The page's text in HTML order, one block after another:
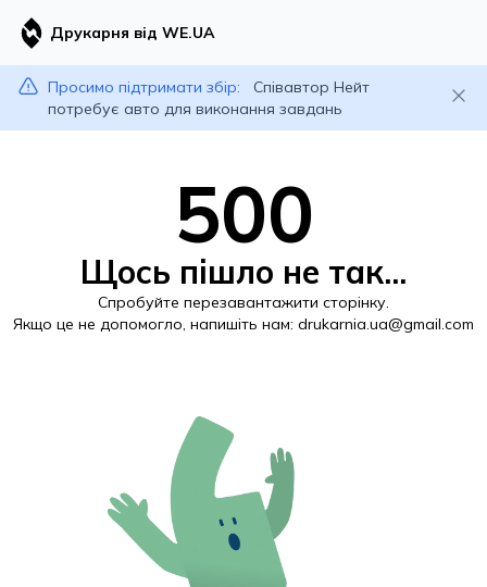
Друкарня від WE.UA
Просимо підтримати збір:
Співавтор Нейт
потребує авто для виконання завдань
500
Щось пішло не так...
Спробуйте перезавантажити сторінку.
Якщо це не допомогло, напишіть нам: drukarnia.ua@gmail.com